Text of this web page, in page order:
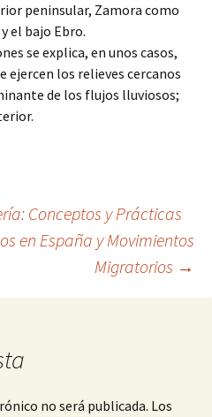
peninsular, Zamora como
el bajo Ebro.
se explica, en unos casos,
ejercen los relieves cercanos
de los flujos lluviosos;
Conceptos y Prácticas
en España y Movimientos
Migratorios →
no será publicada. Los